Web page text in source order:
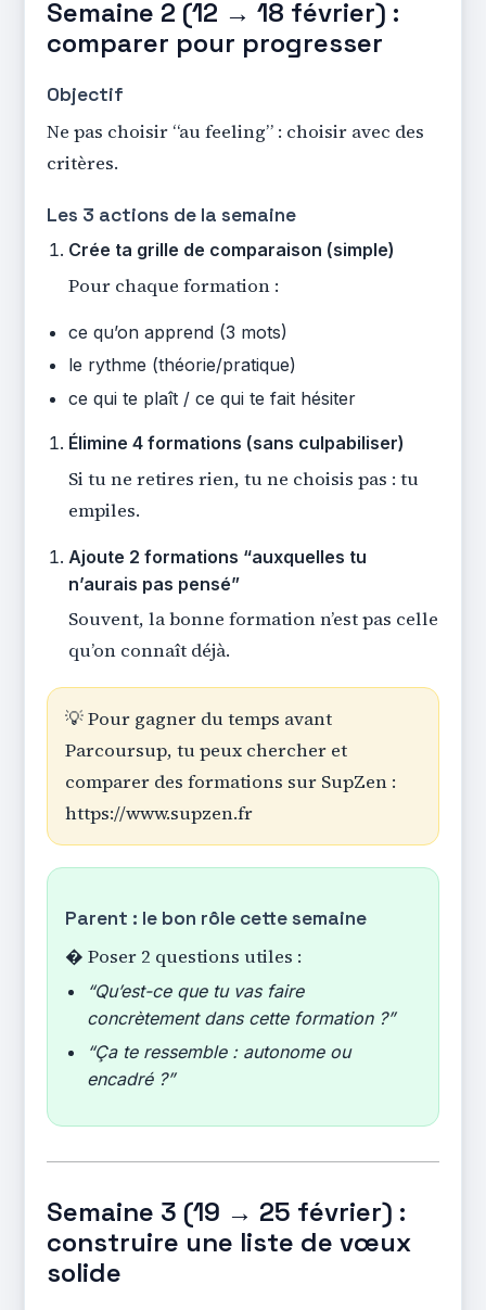
Semaine 2 (12 → 18 février) :
comparer pour progresser
Objectif
Ne pas choisir “au feeling” : choisir avec des
critères.
Les 3 actions de la semaine
Crée ta grille de comparaison (simple)
Pour chaque formation :
ce qu’on apprend (3 mots)
le rythme (théorie/pratique)
ce qui te plaît / ce qui te fait hésiter
Élimine 4 formations (sans culpabiliser)
Si tu ne retires rien, tu ne choisis pas : tu
empiles.
Ajoute 2 formations “auxquelles tu
n’aurais pas pensé”
Souvent, la bonne formation n’est pas celle
qu’on connaît déjà.
💡 Pour gagner du temps avant
Parcoursup, tu peux chercher et
comparer des formations sur SupZen :
https://www.supzen.fr
Parent : le bon rôle cette semaine
� Poser 2 questions utiles :
“Qu’est-ce que tu vas faire
concrètement dans cette formation ?”
“Ça te ressemble : autonome ou
encadré ?”
Semaine 3 (19 → 25 février) :
construire une liste de vœux
solide